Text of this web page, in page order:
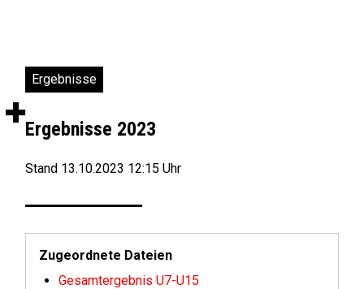
Ergebnisse
+
Ergebnisse 2023
Stand 13.10.2023 12:15 Uhr
Zugeordnete Dateien
Gesamtergebnis U7-U15